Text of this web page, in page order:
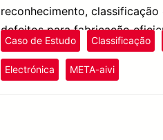
reconhecimento,
defeitos para fabricação
eletrônicos.
Caso de Estudo Classificação
Electrónica META-aivi